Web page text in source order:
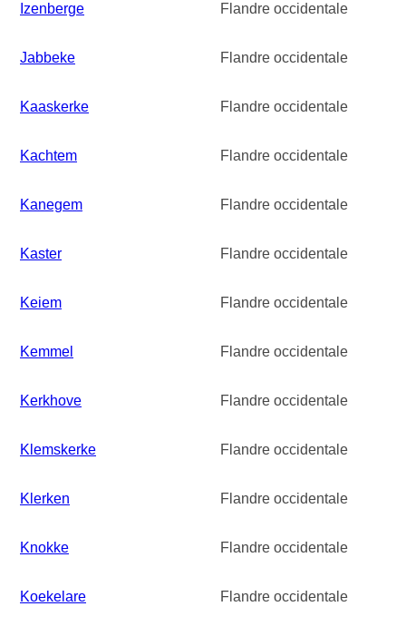
Izenberge Flandre occidentale
Jabbeke Flandre occidentale
Kaaskerke Flandre occidentale
Kachtem Flandre occidentale
Kanegem Flandre occidentale
Kaster Flandre occidentale
Keiem Flandre occidentale
Kemmel Flandre occidentale
Kerkhove Flandre occidentale
Klemskerke Flandre occidentale
Klerken Flandre occidentale
Knokke Flandre occidentale
Koekelare Flandre occidentale